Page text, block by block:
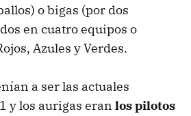
o bigas (por dos
en cuatro equipos o
Azules y Verdes.
a ser las actuales
y los aurigas eran los pilotos